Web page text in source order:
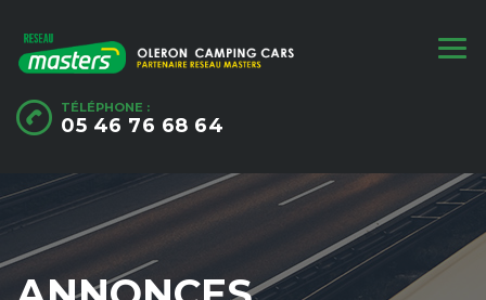
TÉLÉPHONE :
05 46 76 68 64